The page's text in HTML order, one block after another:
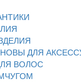
ДЛЯ
ВОЛОС